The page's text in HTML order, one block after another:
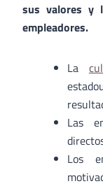
sus valores y
empleadores.
La
Las
Los